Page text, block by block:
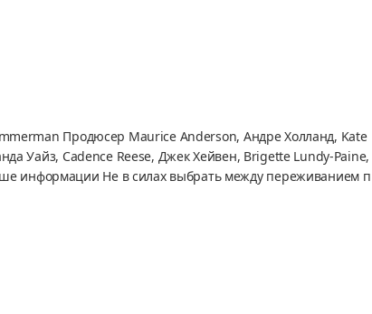
Продюсер Maurice Anderson, Андре Холланд, Kate
Уайз, Cadence Reese, Джек Хейвен, Brigette Lundy-Paine,
информации Не в силах выбрать между переживанием п